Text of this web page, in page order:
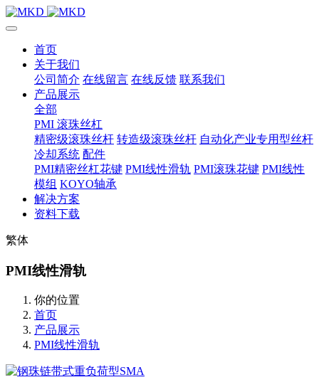
首页
关于我们
公司简介 在线留言 在线反馈 联系我们
产品展示
全部
PMI 滚珠丝杠
精密级滚珠丝杆 转造级滚珠丝杆 自动化产业专用型丝杆
冷却系统 配件
PMI精密丝杠花键 PMI线性滑轨 PMI滚珠花键 PMI线性
模组 KOYO轴承
解决方案
资料下载
繁体
PMI线性滑轨
你的位置
首页
产品展示
PMI线性滑轨